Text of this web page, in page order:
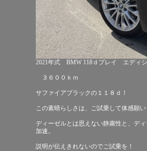
2021年式 BMW 118ｄプレイ エディ
３６００ｋｍ
サファイアブラックの１１８ｄ！
この素晴らしさは、ご試乗して体感願
ディーゼルとは思えない静粛性と、デ
加速。
説明が伝えきれないのでご試乗を！